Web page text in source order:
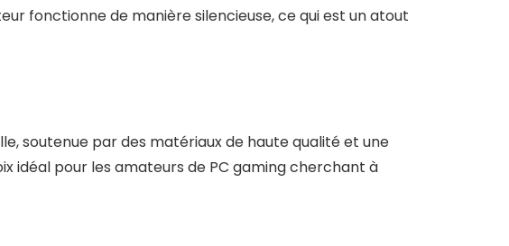
fonctionne de manière silencieuse, ce qui est un atout
soutenue par des matériaux de haute qualité et une
idéal pour les amateurs de PC gaming cherchant à